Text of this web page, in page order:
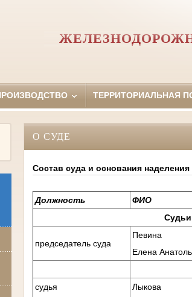
ТЕРРИТОРИАЛЬНАЯ
О СУДЕ
Состав суда и основания
Должность
ФИО
председатель суда
Певина
Елена
судья
Лыкова